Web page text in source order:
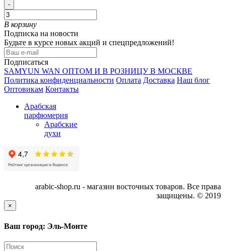
-
В корзину
Подписка на новости
Будьте в курсе новых акций и спецпредложений!
Подписаться
SAMYUN WAN ОПТОМ И В РОЗНИЦУ В МОСКВЕ
Политика конфиденциальности Оплата Доставка Наш блог
Оптовикам Контакты
Арабская
парфюмерия
Арабские
духи
arabic-shop.ru - магазин восточных товаров. Все права
защищены. © 2019
×
Ваш город: Эль-Монте